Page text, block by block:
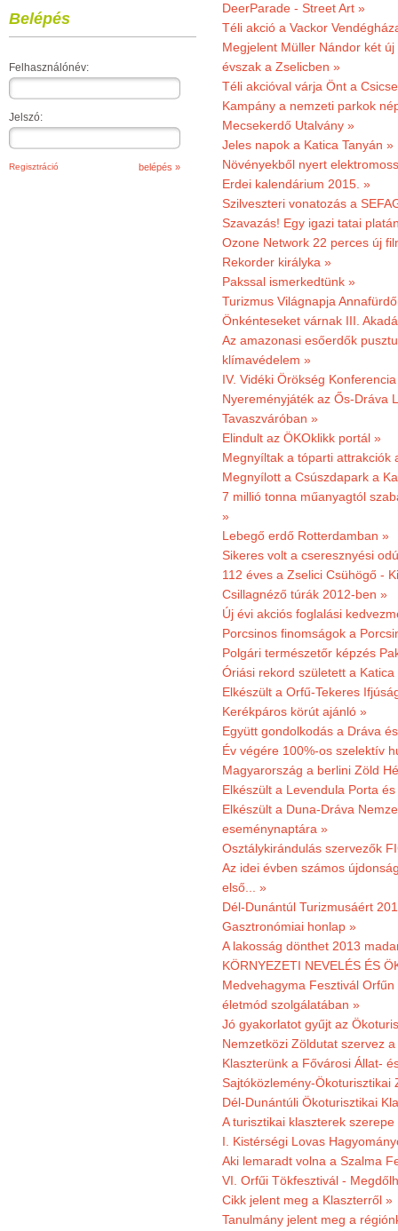
Belépés
Felhasználónév:
Jelszó:
Regisztráció
DeerParade - Street Art »
Téli akció a Vackor
Megjelent Müller Nándor két
évszak a Zselicben »
Téli akcióval várja Önt a
Kampány a nemzeti parkok
Mecsekerdő Utalvány »
Jeles napok a Katica Tanyán »
Növényekből nyert
Erdei kalendárium 2015. »
Szilveszteri vonatozás a
Szavazás! Egy igazi tatai
Ozone Network 22 perces új
Rekorder királyka »
Pakssal ismerkedtünk »
Turizmus Világnapja
Önkénteseket várnak III.
Az amazonasi esőerdők
klímavédelem »
IV. Vidéki Örökség
Nyereményjáték az Ős-Dráva
Tavaszváróban »
Elindult az ÖKOklikk portál »
Megnyíltak a tóparti attrakciók
Megnyílott a Csúszdapark a
7 millió tonna műanyagtól
»
Lebegő erdő Rotterdamban »
Sikeres volt a cseresznyési
112 éves a Zselici Csühögő -
Csillagnéző túrák 2012-ben »
Új évi akciós foglalási
Porcsinos finomságok a
Polgári természetőr képzés
Óriási rekord született a Katica
Elkészült a Orfű-Tekeres
Kerékpáros körút ajánló »
Együtt gondolkodás a Dráva
Év végére 100%-os szelektív
Magyarország a berlini Zöld
Elkészült a Levendula Porta
Elkészült a Duna-Dráva
eseménynaptára »
Osztálykirándulás szervezők
Az idei évben számos
első... »
Dél-Dunántúl Turizmusáért
Gasztronómiai honlap »
A lakosság dönthet 2013
KÖRNYEZETI NEVELÉS ÉS
Medvehagyma Fesztivál
életmód szolgálatában »
Jó gyakorlatot gyűjt az
Nemzetközi Zöldutat szervez
Klaszterünk a Fővárosi Állat-
Sajtóközlemény-Ökoturisztikai
Dél-Dunántúli Ökoturisztikai
A turisztikai klaszterek
I. Kistérségi Lovas
Aki lemaradt volna a Szalma
VI. Orfűi Tökfesztivál -
Cikk jelent meg a Klaszterről »
Tanulmány jelent meg a